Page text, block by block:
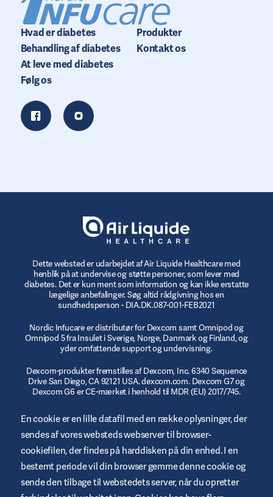
Hvad er diabetes
Behandling af diabetes
At leve med diabetes
Produkter
Kontakt os
Følg os
Dette websted er udarbejdet af Air Liquide Healthcare med
henblik på at undervise og støtte personer, som lever med
diabetes. Det er kun ment som information og kan ikke erstatte
lægelige anbefalinger. Søg altid rådgivning hos en
sundhedsperson - DIA.DK.087-001-FEB2021
Nordic Infucare er distributør for Dexcom samt Omnipod og
Omnipod 5 fra Insulet i Sverige, Norge, Danmark og Finland, og
yder omfattende support og undervisning.
Dexcom-produkter fremstilles af Dexcom, Inc. 6340 Sequence
Drive San Diego, CA 92121 USA. dexcom.com. Dexcom G7 og
Dexcom G6 er CE-mærket i henhold til MDR (EU) 2017/745.
© 2023/2024 Insulet Corporation producent. Omnipod,
Omnipod-logoet, DASH, DASH-logoet og Podder er varemærker
eller registrerede varemærker tilhørende Insulet Corporation i
USA og andre jurisdiktioner. myomnipod.com Omnipod DASH
og Omnipod 5 er CE-mærket i henhold til MDR (EU) 2017/745.
En cookie er en lille datafil med en række oplysninger, der
sendes af vores websteds webserver til browser-
cookiefilen, der findes på harddisken på din enhed. I en
bestemt periode vil din browser gemme denne cookie og
sende den tilbage til webstedets server, når du opretter